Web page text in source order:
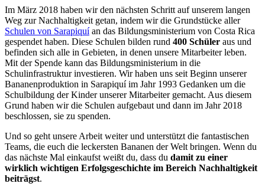
Im März 2018 haben wir den nächsten Schritt auf unserem langen
Weg zur Nachhaltigkeit getan, indem wir die Grundstücke aller
Schulen von Sarapiquían das Bildungsministerium von Costa Rica
gespendet haben. Diese Schulen bilden rund 400 Schüler aus und
befinden sich alle in Gebieten, in denen unsere Mitarbeiter leben.
Mit der Spende kann das Bildungsministerium in die
Schulinfrastruktur investieren. Wir haben uns seit Beginn unserer
Bananenproduktion in Sarapiquí im Jahr 1993 Gedanken um die
Schulbildung der Kinder unserer Mitarbeiter gemacht. Aus diesem
Grund haben wir die Schulen aufgebaut und dann im Jahr 2018
beschlossen, sie zu spenden.
Und so geht unsere Arbeit weiter und unterstützt die fantastischen
Teams, die euch die leckersten Bananen der Welt bringen. Wenn du
das nächste Mal einkaufst weißt du, dass du damit zu einer
wirklich wichtigen Erfolgsgeschichte im Bereich Nachhaltigkeit
beiträgst.